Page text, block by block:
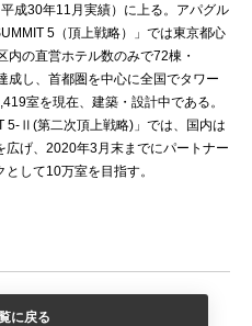
成30年11月実績）に上る。アパグル
5（頂上戦略）」では東京都心
の直営ホテル数のみで72棟・
成し、首都圏を中心に全国でタワー
室を現在、建築・設計中である。
5-Ⅱ(第二次頂上戦略)」では、国内は
げ、2020年3月末までにパートナー
して10万室を目指す。
に戻る